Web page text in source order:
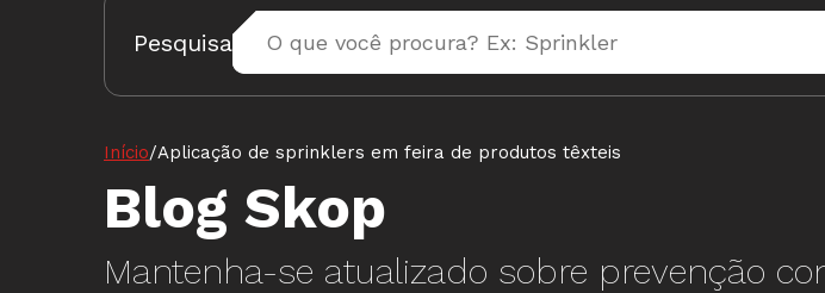
Pesquisa
Início/Aplicação de sprinklers em feira de produtos têxteis
Blog Skop
Mantenha-se atualizado sobre prevenção